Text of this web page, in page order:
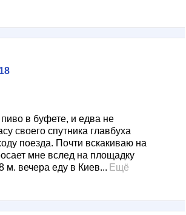
в буфете, и едва не
своего спутника главбуха
поезда. Почти вскакиваю на
мне вслед на площадку
м. вечера еду в Киев... Ещё